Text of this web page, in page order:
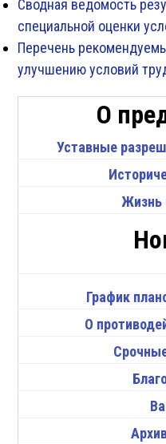
Сводная ведомость
специальной оценки
Перечень
улучшению условий
О
Уставные
Жизнь
График
О